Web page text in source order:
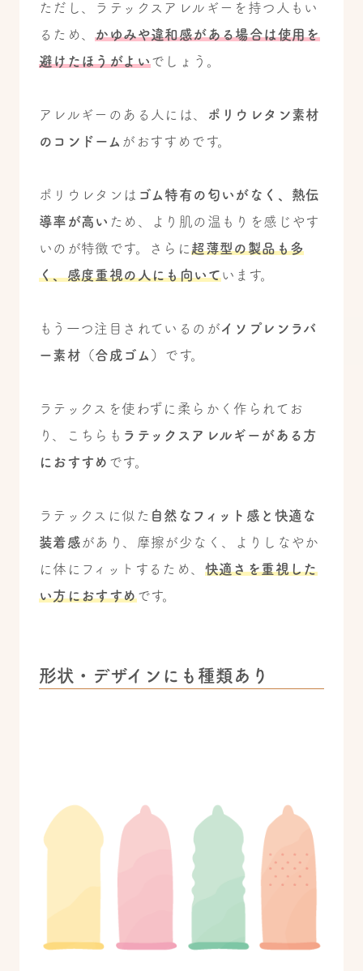
ただし、ラテックスアレルギーを持つ人もい
るため、かゆみや違和感がある場合は使用を
避けたほうがよいでしょう。
アレルギーのある人には、
ポリウレタン素材
のコンドーム がおすすめです。
ポリウレタンは ゴム特有の匂いがなく、熱伝
導率が高い ため、より肌の温もりを感じやす
いのが特徴です。さらに超薄型の製品も多
く、感度重視の人にも向いています。
もう一つ注目されているのがイソプレンラバ
ー素材（合成ゴム） です。
ラテックスを使わずに柔らかく作られてお
り、こちらも ラテックスアレルギーがある方
におすすめ です。
ラテックスに似た 自然なフィット感と快適な
装着感 があり、摩擦が少なく、よりしなやか
に体にフィットするため、 快適さを重視した
い方におすすめです。
形状・デザインにも種類あり